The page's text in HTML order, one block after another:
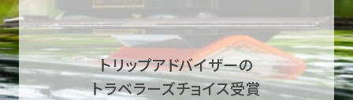
トリップアドバイザーの
トラベラーズチョイス受賞